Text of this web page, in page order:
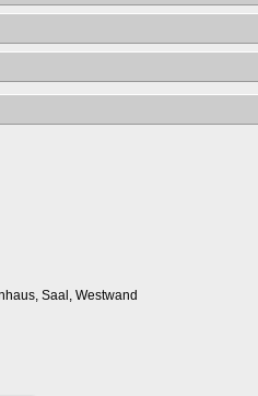
Saal, Westwand